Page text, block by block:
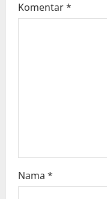
Komentar*
Nama *